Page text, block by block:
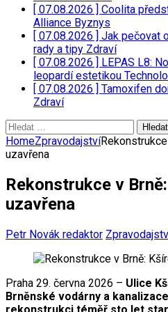
[ 07.08.2026 ] Coolita
Alliance Byznys
[ 07.08.2026 ] Jak pečovat
rady a tipy Zdraví
[ 07.08.2026 ] LEPAS L8:
leopardí estetikou
[ 07.08.2026 ] Tamoxifen
Zdraví
Vyhledávání
HomeZpravodajství
uzavřena
Rekonstrukce v
uzavřena
Petr Novák redaktor
Praha 29. června 2026 – Ulice
Brněnské vodárny a